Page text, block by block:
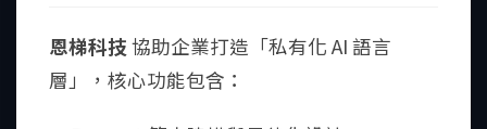
恩梯科技 協助企業打造「私有化 AI 語言
層」，核心功能包含：